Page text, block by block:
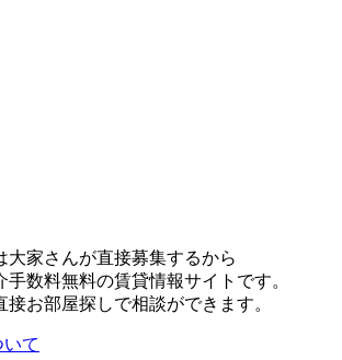
大家さんが直接募集するから
手数料無料の賃貸情報サイトです。
接お部屋探しで相談ができます。
て